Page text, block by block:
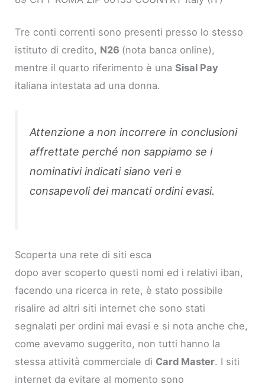
Tre conti correnti sono presenti presso lo stesso
istituto di credito, N26 (nota banca online),
mentre il quarto riferimento è unaSisal Pay
italiana intestata ad una donna.
Attenzione a non incorrere in conclusioni
affrettate perché non sappiamo se i
nominativi indicati siano veri e
consapevoli dei mancati ordini evasi.
Scoperta una rete di siti esca
dopo aver scoperto questi nomi ed i relativi iban,
facendo una ricerca in rete, è stato possibile
risalire ad altri siti internet che sono stati
segnalati per ordini mai evasi e si nota anche che,
come avevamo suggerito, non tutti hanno la
stessa attività commerciale di Card Master. I siti
internet da evitare al momento sono